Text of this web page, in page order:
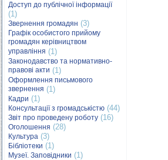
Доступ до публічної інформації
(1)
Звернення громадян (3)
Графік особистого прийому
громадян керівництвом
управління (1)
Законодавство та нормативно-
правові акти (1)
Оформлення письмового
звернення (1)
Кадри (1)
Консультації з громадськістю (44)
Звіт про проведену роботу (16)
Оголошення (28)
Культура (3)
Бібліотеки (1)
Музеї. Заповідники (1)